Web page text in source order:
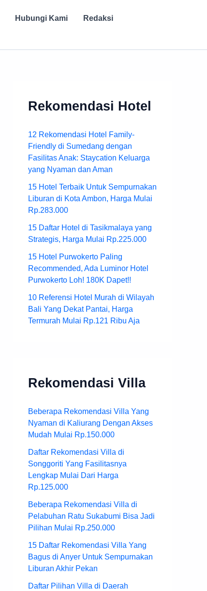
Hubungi Kami
Redaksi
Rekomendasi Hotel
12 Rekomendasi Hotel Family-
Friendly di Sumedang dengan
Fasilitas Anak: Staycation Keluarga
yang Nyaman dan Aman
15 Hotel Terbaik Untuk Sempurnakan
Liburan di Kota Ambon, Harga Mulai
Rp.283.000
15 Daftar Hotel di Tasikmalaya yang
Strategis, Harga Mulai Rp.225.000
15 Hotel Purwokerto Paling
Recommended, Ada Luminor Hotel
Purwokerto Loh! 180K Dapet!!
10 Referensi Hotel Murah di Wilayah
Bali Yang Dekat Pantai, Harga
Termurah Mulai Rp.121 Ribu Aja
Rekomendasi Villa
Beberapa Rekomendasi Villa Yang
Nyaman di Kaliurang Dengan Akses
Mudah Mulai Rp.150.000
Daftar Rekomendasi Villa di
Songgoriti Yang Fasilitasnya
Lengkap Mulai Dari Harga
Rp.125.000
Beberapa Rekomendasi Villa di
Pelabuhan Ratu Sukabumi Bisa Jadi
Pilihan Mulai Rp.250.000
15 Daftar Rekomendasi Villa Yang
Bagus di Anyer Untuk Sempurnakan
Liburan Akhir Pekan
Daftar Pilihan Villa di Daerah